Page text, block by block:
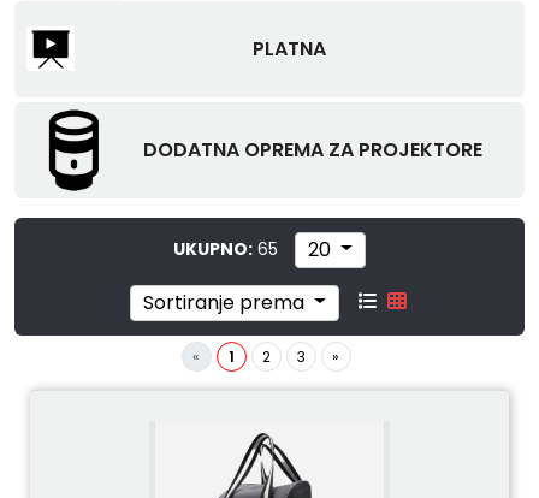
PLATNA
DODATNA OPREMA ZA PROJEKTORE
UKUPNO: 65
20
Sortiranje prema
« 1 2 3 »